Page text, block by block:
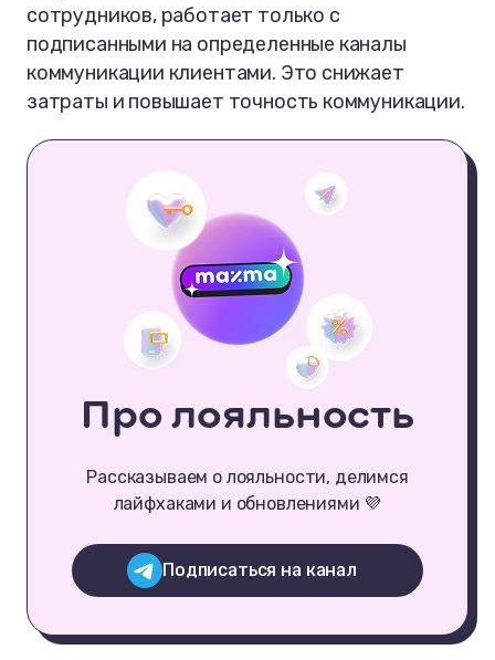
сотрудников, работает только с
подписанными на определенные каналы
коммуникации клиентами. Это снижает
затраты и повышает точность коммуникации.
Про лояльность
Рассказываем о лояльности, делимся
лайфхаками и обновлениями 💜
Подписаться на канал